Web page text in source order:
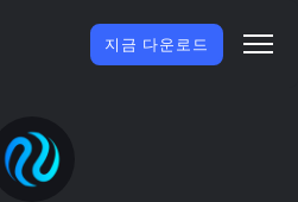
지금 다운로드